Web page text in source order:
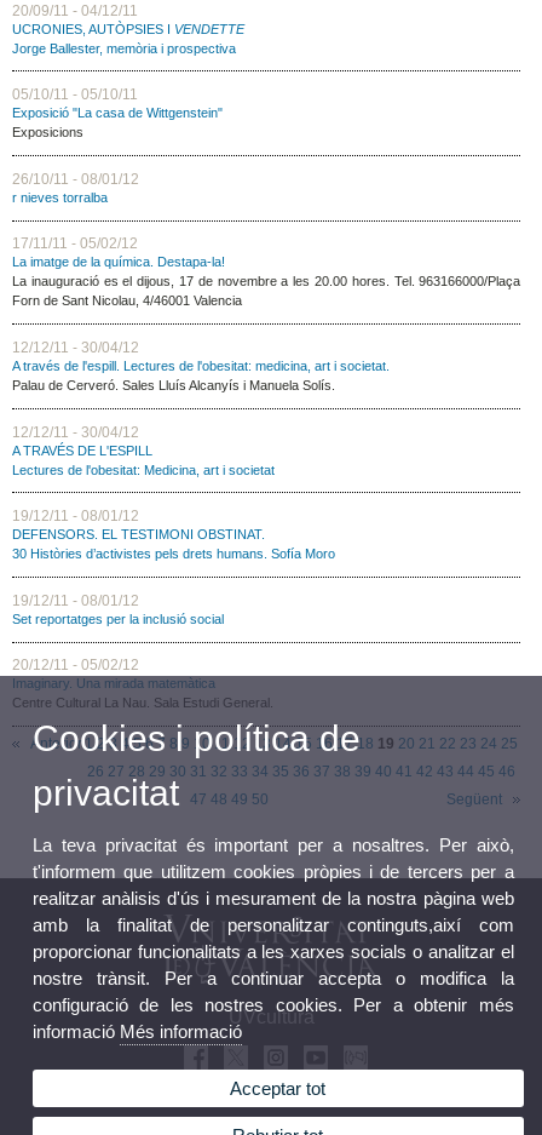
20/09/11 - 04/12/11
UCRONIES, AUTÒPSIES I VENDETTE
Jorge Ballester, memòria i prospectiva
05/10/11 - 05/10/11
Exposició "La casa de Wittgenstein"
Exposicions
26/10/11 - 08/01/12
r nieves torralba
17/11/11 - 05/02/12
La imatge de la química. Destapa-la!
La inauguració es el dijous, 17 de novembre a les 20.00 hores. Tel. 963166000/Plaça
Forn de Sant Nicolau, 4/46001 Valencia
12/12/11 - 30/04/12
A través de l'espill. Lectures de l'obesitat: medicina, art i societat.
Palau de Cerveró. Sales Lluís Alcanyís i Manuela Solís.
12/12/11 - 30/04/12
A TRAVÉS DE L'ESPILL
Lectures de l'obesitat: Medicina, art i societat
19/12/11 - 08/01/12
DEFENSORS. EL TESTIMONI OBSTINAT.
30 Històries d’activistes pels drets humans. Sofía Moro
19/12/11 - 08/01/12
Set reportatges per la inclusió social
20/12/11 - 05/02/12
Imaginary. Una mirada matemàtica
Centre Cultural La Nau. Sala Estudi General.
Anterior1 2 3 4 5 6 7 8 9 10 11 12 13 14 15 16 17 18 19 20 21 22 23 24 25
26 27 28 29 30 31 32 33 34 35 36 37 38 39 40 41 42 43 44 45 46
47 48 49 50 Següent
UVcultura
Cookies i política de
privacitat
La teva privacitat és important per a nosaltres. Per això,
t'informem que utilitzem cookies pròpies i de tercers per a
realitzar anàlisis d'ús i mesurament de la nostra pàgina web
amb la finalitat de personalitzar continguts,així com
proporcionar funcionalitats a les xarxes socials o analitzar el
nostre trànsit. Per a continuar accepta o modifica la
configuració de les nostres cookies. Per a obtenir més
informació Més informació
Acceptar tot